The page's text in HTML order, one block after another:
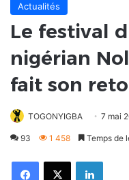
Actualités
Le festival
nigérian
fait son
TOGONYIGBA 7 mai
93 1 458 Temps de
FacebookX Linkedin